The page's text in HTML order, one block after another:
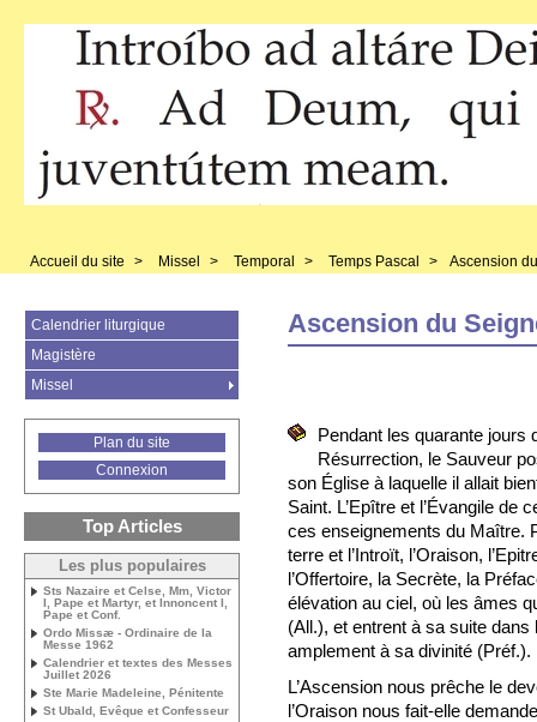
Accueil du site > Missel > Temporal > Temps Pascal > Ascension
Ascension du
Pendant les quarante jours
Résurrection, le Sauveur
son Église à laquelle il allait
Saint. L’Epître et l’Évangile de
ces enseignements du Maître.
terre et l’Introït, l’Oraison,
l’Offertoire, la Secrète, la
élévation au ciel, où les âmes
(All.), et entrent à sa suite
amplement à sa divinité (Préf.).
L’Ascension nous prêche le
l’Oraison nous fait-elle
Calendrier liturgique
Magistère
Missel
Plan du site
Connexion
Top Articles
Les plus populaires
Sts Nazaire et Celse, Mm, Victor
I, Pape et Martyr, et Innoncent I,
Pape et Conf.
Ordo Missæ - Ordinaire de la
Messe 1962
Calendrier et textes des Messes
Juillet 2026
Ste Marie Madeleine, Pénitente
St Ubald, Evêque et Confesseur